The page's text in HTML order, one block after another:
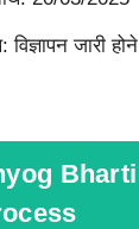
जारी